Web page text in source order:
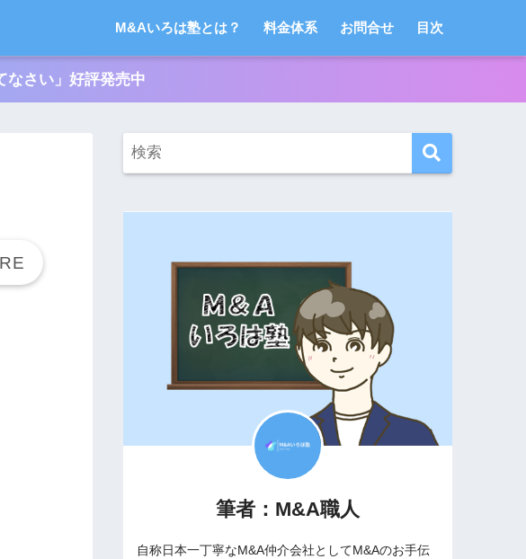
M&Aいろは塾とは？ 料金体系 お問合せ 目次
なさい」好評発売中
筆者：M&A職人
自称日本一丁寧なM&A仲介会社としてM&Aのお手伝